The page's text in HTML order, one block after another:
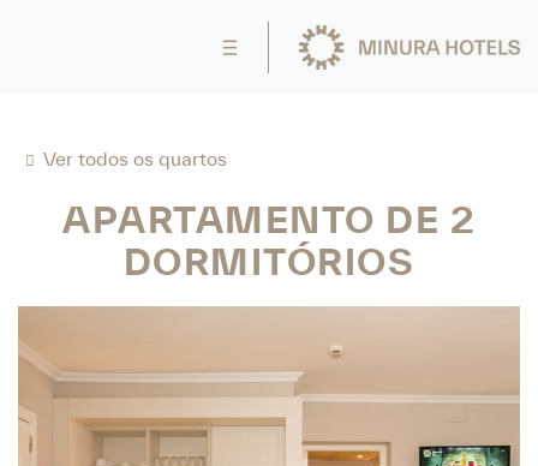
Ver todos os quartos
APARTAMENTO DE 2
DORMITÓRIOS